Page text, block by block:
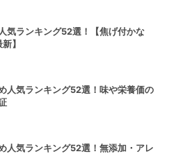
気ランキング52選！【焦げ付かな
】
人気ランキング52選！味や栄養価の
人気ランキング52選！無添加・アレ